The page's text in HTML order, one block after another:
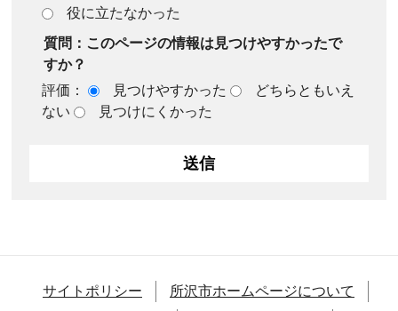
役に立たなかった
質問：このページの情報は見つけやすかったで
すか？
評価：
見つけやすかった
どちらともいえ
ない
見つけにくかった
サイトポリシー
所沢市ホームページについて